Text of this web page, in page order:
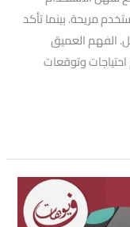
مريحة. بينما تأكد
الفهم العميق
وتوقعات